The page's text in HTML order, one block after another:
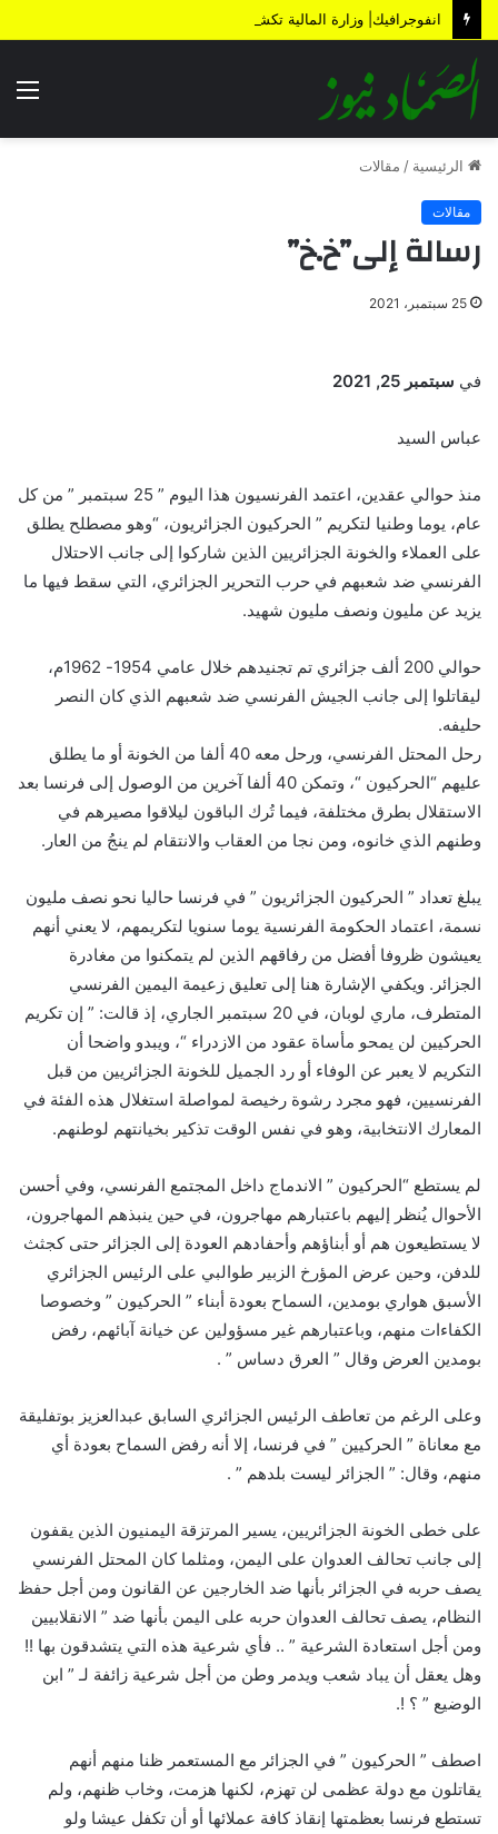
الرئيسية / مقالات
مقالات
رسالة إلى”خ.خ”
25 سبتمبر، 2021
في سبتمبر 25, 2021
عباس السيد
منذ حوالي عقدين، اعتمد الفرنسيون هذا اليوم ” 25 سبتمبر ” من كل
عام، يوما وطنيا لتكريم ” الحركيون الجزائريون، “وهو مصطلح يطلق
على العملاء والخونة الجزائريين الذين شاركوا إلى جانب الاحتلال
الفرنسي ضد شعبهم في حرب التحرير الجزائري، التي سقط فيها ما
يزيد عن مليون ونصف مليون شهيد.
حوالي 200 ألف جزائري تم تجنيدهم خلال عامي 1954- 1962م،
ليقاتلوا إلى جانب الجيش الفرنسي ضد شعبهم الذي كان النصر
حليفه.
رحل المحتل الفرنسي، ورحل معه 40 ألفا من الخونة أو ما يطلق
عليهم “الحركيون “، وتمكن 40 ألفا آخرين من الوصول إلى فرنسا بعد
الاستقلال بطرق مختلفة، فيما تُرك الباقون ليلاقوا مصيرهم في
وطنهم الذي خانوه، ومن نجا من العقاب والانتقام لم ينجُ من العار.
يبلغ تعداد ” الحركيون الجزائريون ” في فرنسا حاليا نحو نصف مليون
نسمة، اعتماد الحكومة الفرنسية يوما سنويا لتكريمهم، لا يعني أنهم
يعيشون ظروفا أفضل من رفاقهم الذين لم يتمكنوا من مغادرة
الجزائر. ويكفي الإشارة هنا إلى تعليق زعيمة اليمين الفرنسي
المتطرف، ماري لوبان، في 20 سبتمبر الجاري، إذ قالت: ” إن تكريم
الحركيين لن يمحو مأساة عقود من الازدراء “، ويبدو واضحا أن
التكريم لا يعبر عن الوفاء أو رد الجميل للخونة الجزائريين من قبل
الفرنسيين، فهو مجرد رشوة رخيصة لمواصلة استغلال هذه الفئة في
المعارك الانتخابية، وهو في نفس الوقت تذكير بخيانتهم لوطنهم.
لم يستطع “الحركيون ” الاندماج داخل المجتمع الفرنسي، وفي أحسن
الأحوال يُنظر إليهم باعتبارهم مهاجرون، في حين ينبذهم المهاجرون،
لا يستطيعون هم أو أبناؤهم وأحفادهم العودة إلى الجزائر حتى كجثث
للدفن، وحين عرض المؤرخ الزبير طوالبي على الرئيس الجزائري
الأسبق هواري بومدين، السماح بعودة أبناء ” الحركيون ” وخصوصا
الكفاءات منهم، وباعتبارهم غير مسؤولين عن خيانة آبائهم، رفض
بومدين العرض وقال ” العرق دساس ” .
وعلى الرغم من تعاطف الرئيس الجزائري السابق عبدالعزيز بوتفليقة
مع معاناة ” الحركيين ” في فرنسا، إلا أنه رفض السماح بعودة أي
منهم، وقال: ” الجزائر ليست بلدهم ” .
على خطى الخونة الجزائريين، يسير المرتزقة اليمنيون الذين يقفون
إلى جانب تحالف العدوان على اليمن، ومثلما كان المحتل الفرنسي
يصف حربه في الجزائر بأنها ضد الخارجين عن القانون ومن أجل حفظ
النظام، يصف تحالف العدوان حربه على اليمن بأنها ضد ” الانقلابيين
ومن أجل استعادة الشرعية ” .. فأي شرعية هذه التي يتشدقون بها !!
وهل يعقل أن يباد شعب ويدمر وطن من أجل شرعية زائفة لـ ” ابن
الوضيع ” ؟ !.
اصطف ” الحركيون ” في الجزائر مع المستعمر ظنا منهم أنهم
يقاتلون مع دولة عظمى لن تهزم، لكنها هزمت، وخاب ظنهم، ولم
تستطع فرنسا بعظمتها إنقاذ كافة عملائها أو أن تكفل عيشا ولو